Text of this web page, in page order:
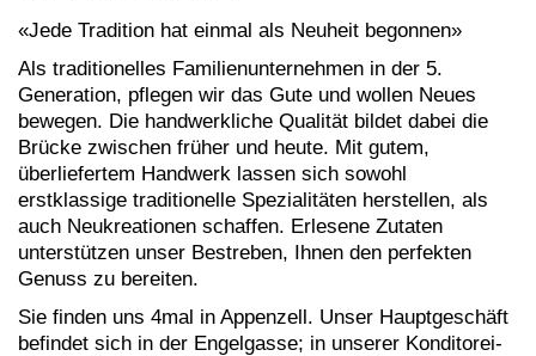
«Jede Tradition hat einmal als Neuheit begonnen»
Als traditionelles Familienunternehmen in der 5.
Generation, pflegen wir das Gute und wollen Neues
bewegen. Die handwerkliche Qualität bildet dabei die
Brücke zwischen früher und heute. Mit gutem,
überliefertem Handwerk lassen sich sowohl
erstklassige traditionelle Spezialitäten herstellen, als
auch Neukreationen schaffen. Erlesene Zutaten
unterstützen unser Bestreben, Ihnen den perfekten
Genuss zu bereiten.
Sie finden uns 4mal in Appenzell. Unser Hauptgeschäft
befindet sich in der Engelgasse; in unserer Konditorei-